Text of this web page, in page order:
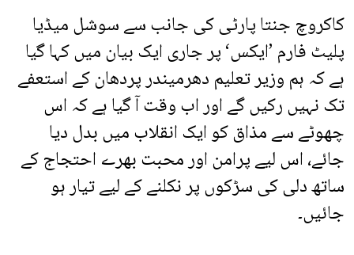
کاکروچ جنتا پارٹی کی جانب سے سوشل میڈیا
پلیٹ فارم ’ایکس‘ پر جاری ایک بیان میں کہا گیا
ہے کہ ہم وزیر تعلیم دھرمیندر پردھان کے استعفے
تک نہیں رکیں گے اور اب وقت آ گیا ہے کہ اس
چھوٹے سے مذاق کو ایک انقلاب میں بدل دیا
جائے، اس لیے پرامن اور محبت بھرے احتجاج کے
ساتھ دلی کی سڑکوں پر نکلنے کے لیے تیار ہو
جائیں۔